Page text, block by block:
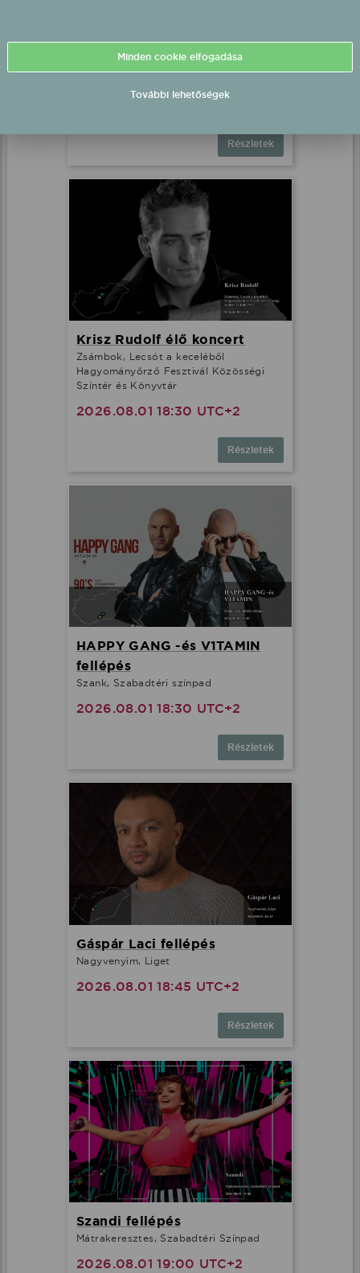
Kökény Dani fellépés
2026.08.01 18:00 UTC+2
Részletek
Krisz Rudolf élő koncert
Zsámbok, Lecsót a keceléből
Hagyományőrző Fesztivál Közösségi
Színtér és Könyvtár
2026.08.01 18:30 UTC+2
Részletek
HAPPY GANG -és V1TAMIN
fellépés
Szank, Szabadtéri színpad
2026.08.01 18:30 UTC+2
Részletek
Gáspár Laci fellépés
Nagyvenyim, Liget
2026.08.01 18:45 UTC+2
Részletek
Szandi fellépés
Mátrakeresztes, Szabadtéri Színpad
2026.08.01 19:00 UTC+2
Minden cookie elfogadása
További lehetőségek